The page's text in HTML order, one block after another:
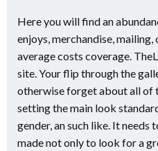
Here you will find an
enjoys, merchandise,
average costs coverage.
site. Your flip through the
otherwise forget about all of
setting the main look
gender, an such like. It needs
made not only to look for a